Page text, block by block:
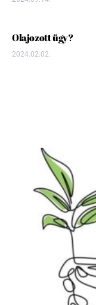
Olajozott ügy?
2024.02.02.